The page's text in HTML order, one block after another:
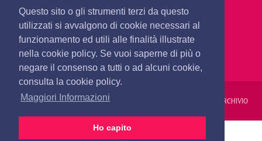
Questo sito o gli strumenti terzi da questo
utilizzati si avvalgono di cookie necessari al
funzionamento ed utili alle finalità illustrate
nella cookie policy. Se vuoi saperne di più o
negare il consenso a tutti o ad alcuni cookie,
consulta la cookie policy.
Maggiori Informazioni
Ho capito
redazione@olbianotizie.it
REDAZIONE PUBBLICITÀ PRIVACY E COOKIES ARCHIVIO
24 ORE VIDEO